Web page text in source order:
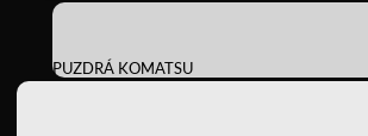
PUZDRÁ KOMATSU